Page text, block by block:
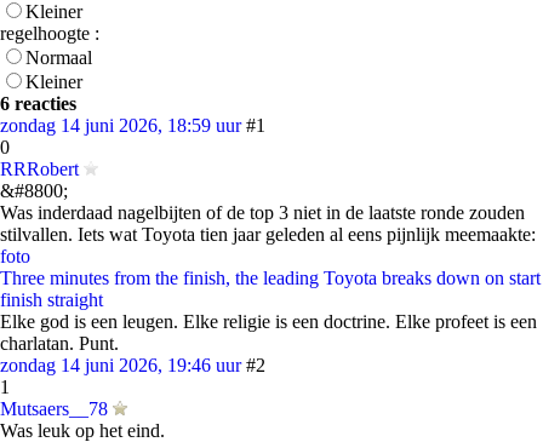
Kleiner
regelhoogte :
Normaal
Kleiner
6 reacties
zondag 14 juni 2026, 18:59 uur #1
0
RRRobert
&#8800;
Was inderdaad nagelbijten of de top 3 niet in de laatste ronde zouden
stilvallen. Iets wat Toyota tien jaar geleden al eens pijnlijk meemaakte:
foto
Three minutes from the finish, the leading Toyota breaks down on start
finish straight
Elke god is een leugen. Elke religie is een doctrine. Elke profeet is een
charlatan. Punt.
zondag 14 juni 2026, 19:46 uur #2
1
Mutsaers__78
Was leuk op het eind.